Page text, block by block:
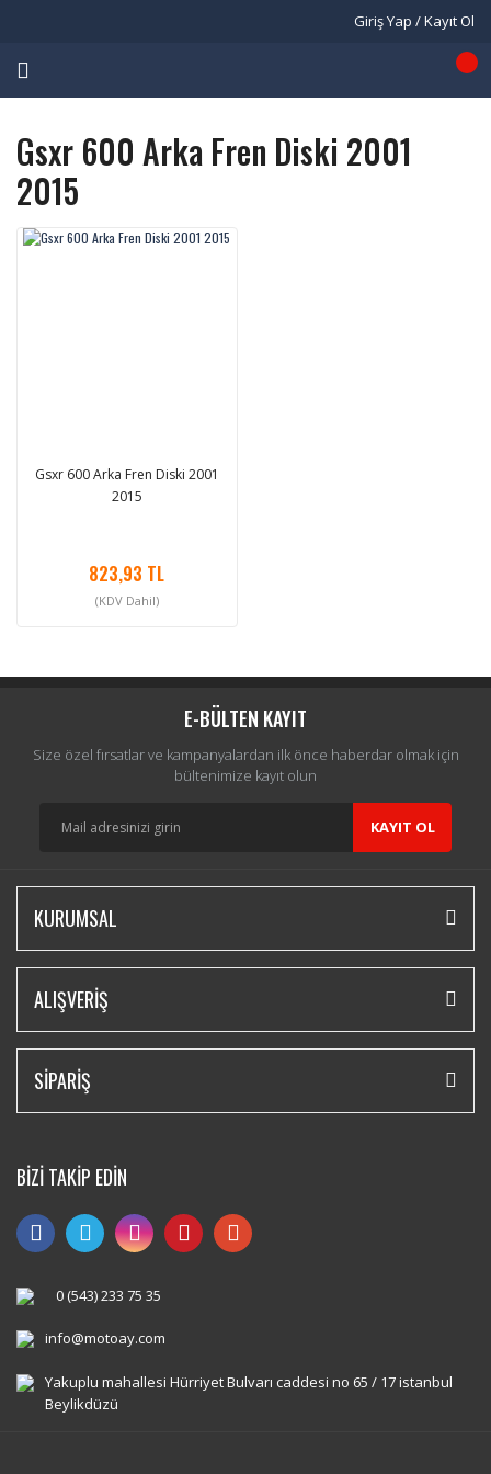
Giriş Yap / Kayıt Ol
Gsxr 600 Arka Fren Diski 2001
2015
Gsxr 600 Arka Fren Diski 2001
2015
823,93 TL
(KDV Dahil)
E-BÜLTEN KAYIT
Size özel fırsatlar ve kampanyalardan ilk önce haberdar olmak için
bültenimize kayıt olun
KAYIT OL
KURUMSAL
ALIŞVERİŞ
SİPARİŞ
BİZİ TAKİP EDİN
0 (543) 233 75 35
info@motoay.com
Yakuplu mahallesi Hürriyet Bulvarı caddesi no 65 / 17 istanbul
Beylikdüzü